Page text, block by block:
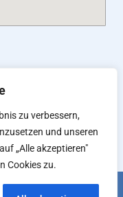
zu verbessern,
und unseren
„Alle akzeptieren"
Cookies zu.